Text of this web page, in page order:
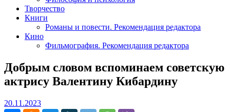
Творчество
Книги
Романы и повести. Рекомендация редактора
Кино
Фильмография. Рекомендация редактора
Добрым словом вспоминаем советскую
актрису Валентину Кибардину
20.11.202320.11.2023